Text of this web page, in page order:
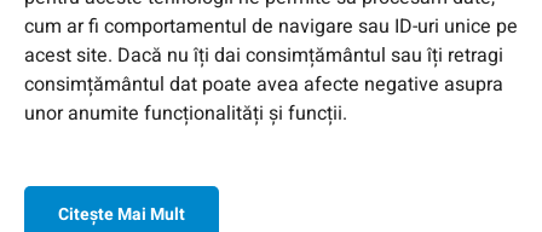
cum ar fi comportamentul de navigare sau ID-uri unice pe
acest site. Dacă nu îți dai consimțământul sau îți retragi
consimțământul dat poate avea afecte negative asupra
unor anumite funcționalități și funcții.
Citeşte Mai Mult
© 2026 Toate Drepturile Rezervate de Genway Romania